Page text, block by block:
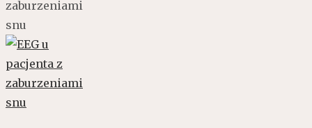
zaburzeniami
snu